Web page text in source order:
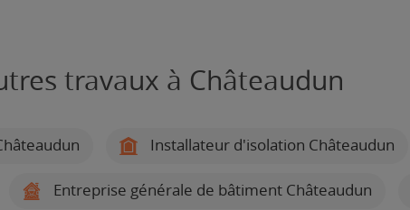
travaux à Châteaudun
Installateur d'isolation Châteaudun
Entreprise générale de bâtiment Châteaudun